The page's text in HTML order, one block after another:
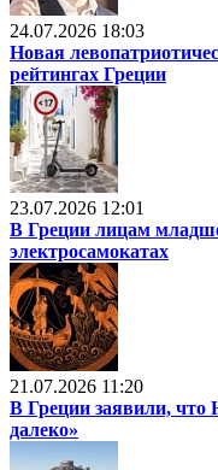
24.07.2026 18:03
Новая
рейтингах Греции
23.07.2026 12:01
В Греции лицам младше
электросамокатах
21.07.2026 11:20
В Греции заявили, что
далеко»